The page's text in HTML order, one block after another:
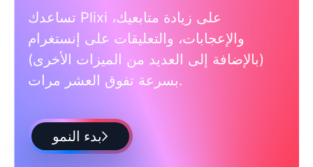
تساعدك Plixi على زيادة متابعيك،
والإعجابات، والتعليقات على إنستغرام
(بالإضافة إلى العديد من الميزات الأخرى)
بسرعة تفوق العشر مرات.
بدء النمو